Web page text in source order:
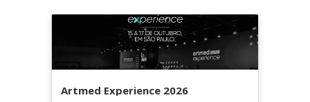
Artmed Experience 2026